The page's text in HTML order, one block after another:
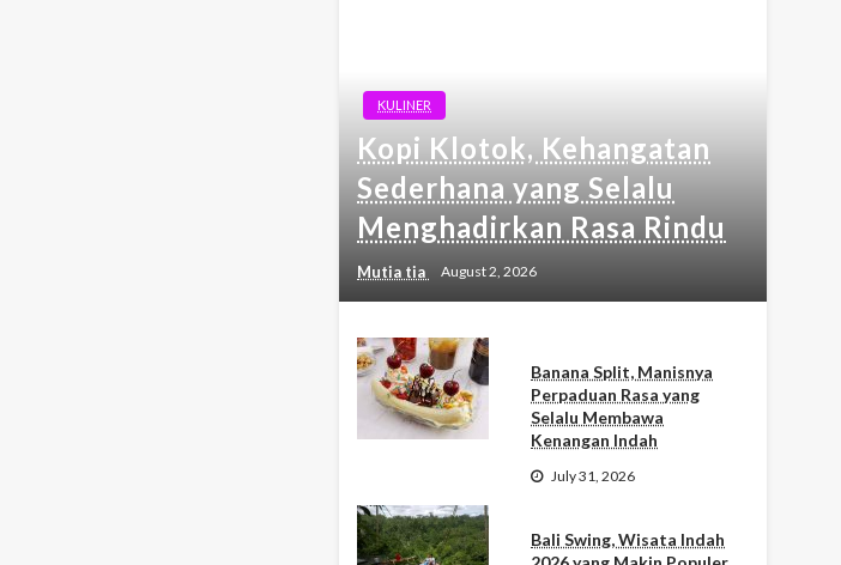
KULINER
Kopi Klotok, Kehangatan
Sederhana yang Selalu
Menghadirkan Rasa Rindu
Mutia tia August 2, 2026
Banana Split, Manisnya
Perpaduan Rasa yang
Selalu Membawa
Kenangan Indah
July 31, 2026
Bali Swing, Wisata Indah